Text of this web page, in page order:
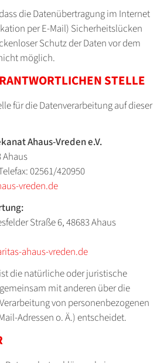
die Datenübertragung im Internet
per E-Mail) Sicherheitslücken
Schutz der Daten vor dem
möglich.
STELLE
für die Datenverarbeitung auf dieser
Ahaus-Vreden e.V.
Ahaus
02561/420950
vreden.de
Straße 6, 48683 Ahaus
ahaus-vreden.de
die natürliche oder juristische
mit anderen über die
von personenbezogenen
Adressen o. Ä.) entscheidet.